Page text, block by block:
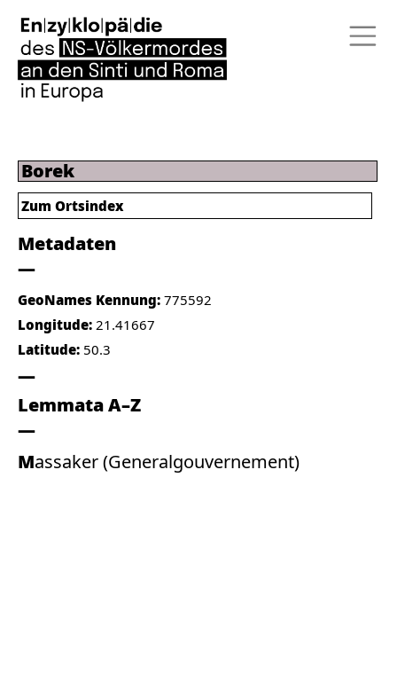
Borek
Metadaten
GeoNames Kennung: 775592
Longitude: 21.41667
Latitude: 50.3
Lemmata A–Z
Massaker (Generalgouvernement)
Zum Ortsindex